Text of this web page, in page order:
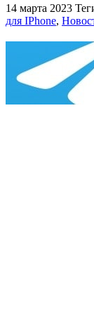
14 марта 2023
для IPhone,